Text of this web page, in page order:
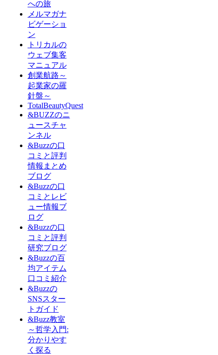
への旅
メルマガナ
ビゲーショ
ン
トリカルの
ウェブ集客
マニュアル
創業航路～
起業家の羅
針盤～
TotalBeautyQuest
&BUZZのニ
ュースチャ
ンネル
&Buzzの口
コミと評判
情報まとめ
ブログ
&Buzzの口
コミとレビ
ュー情報ブ
ログ
&Buzzの口
コミと評判
研究ブログ
&Buzzの百
均アイテム
口コミ紹介
&Buzzの
SNSスター
トガイド
&Buzz教室
～哲学入門:
分かりやす
く探る